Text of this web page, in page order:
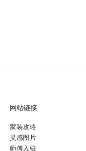
网站链接
家装攻略
灵感图片
师傅入驻